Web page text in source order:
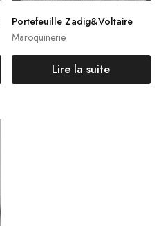
Maroquinerie
Portefeuille Zadig&Voltaire
Lire la suite